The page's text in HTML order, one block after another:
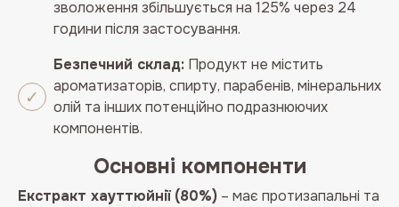
зволоження збільшується на 125% через 24
години після застосування.
Безпечний склад: Продукт не містить
ароматизаторів, спирту, парабенів, мінеральних
олій та інших потенційно подразнюючих
компонентів.
Основні компоненти
Екстракт хауттюйнії (80%) – має протизапальні та